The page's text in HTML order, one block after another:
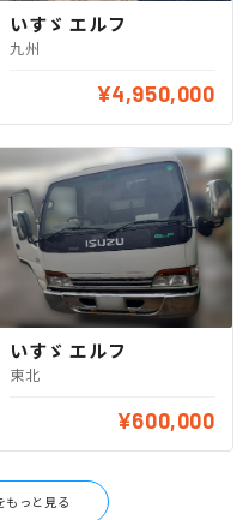
いすゞ エルフ
九州
¥4,950,000
いすゞ エルフ
東北
¥600,000
もっと見る